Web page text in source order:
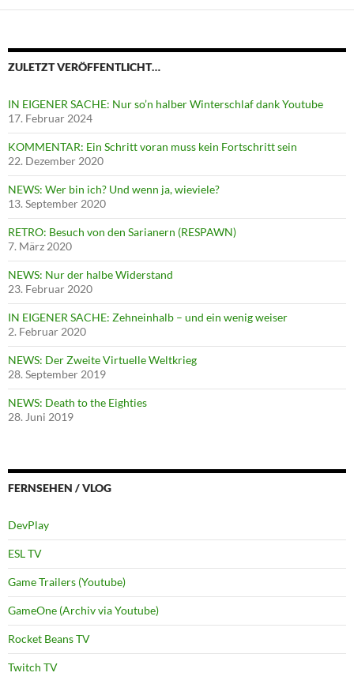
ZULETZT VERÖFFENTLICHT…
IN EIGENER SACHE: Nur so’n halber Winterschlaf dank Youtube
17. Februar 2024
KOMMENTAR: Ein Schritt voran muss kein Fortschritt sein
22. Dezember 2020
NEWS: Wer bin ich? Und wenn ja, wieviele?
13. September 2020
RETRO: Besuch von den Sarianern (RESPAWN)
7. März 2020
NEWS: Nur der halbe Widerstand
23. Februar 2020
IN EIGENER SACHE: Zehneinhalb – und ein wenig weiser
2. Februar 2020
NEWS: Der Zweite Virtuelle Weltkrieg
28. September 2019
NEWS: Death to the Eighties
28. Juni 2019
FERNSEHEN / VLOG
DevPlay
ESL TV
Game Trailers (Youtube)
GameOne (Archiv via Youtube)
Rocket Beans TV
Twitch TV